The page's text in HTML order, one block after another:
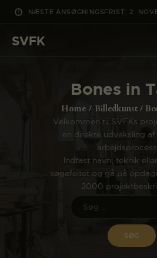
NÆSTE ANSØGNINGSFRIST: 2.
SVFK
Bones in
Home Billedkunst
Velkommen til SVFKs
en direkte udveksling
Indtast navn, teknik
søgefeltet og gå på
2000
DET SKER
CHANNEL
ANSØG
OM SVFK
ENGLISH